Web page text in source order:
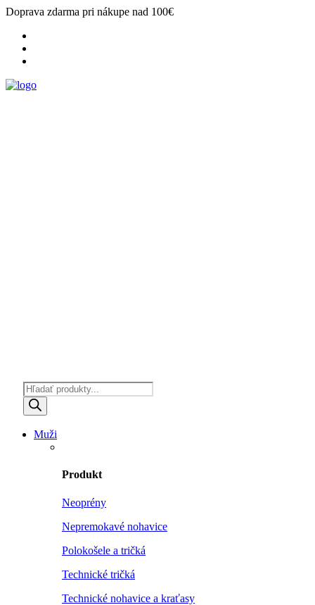
Doprava zdarma pri nákupe nad 100€
Products
search
Muži
Produkt
Neoprény
Nepremokavé nohavice
Polokošele a tričká
Technické tričká
Technické nohavice a kraťasy